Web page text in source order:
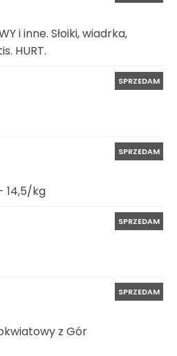
i inne. Słoiki, wiadrka,
HURT.
SPRZEDAM
SPRZEDAM
14,5/kg
SPRZEDAM
SPRZEDAM
z Gór